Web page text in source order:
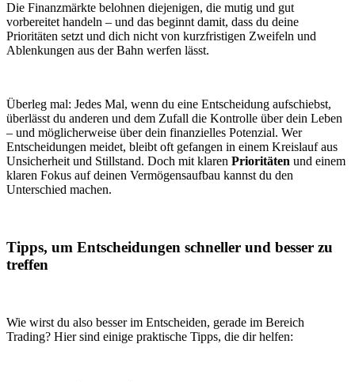
Die Finanzmärkte belohnen diejenigen, die mutig und gut
vorbereitet handeln – und das beginnt damit, dass du deine
Prioritäten setzt und dich nicht von kurzfristigen Zweifeln und
Ablenkungen aus der Bahn werfen lässt.
Überleg mal: Jedes Mal, wenn du eine Entscheidung aufschiebst,
überlässt du anderen und dem Zufall die Kontrolle über dein Leben
– und möglicherweise über dein finanzielles Potenzial. Wer
Entscheidungen meidet, bleibt oft gefangen in einem Kreislauf aus
Unsicherheit und Stillstand. Doch mit klaren Prioritäten und einem
klaren Fokus auf deinen Vermögensaufbau kannst du den
Unterschied machen.
Tipps, um Entscheidungen schneller und besser zu
treffen
Wie wirst du also besser im Entscheiden, gerade im Bereich
Trading? Hier sind einige praktische Tipps, die dir helfen: